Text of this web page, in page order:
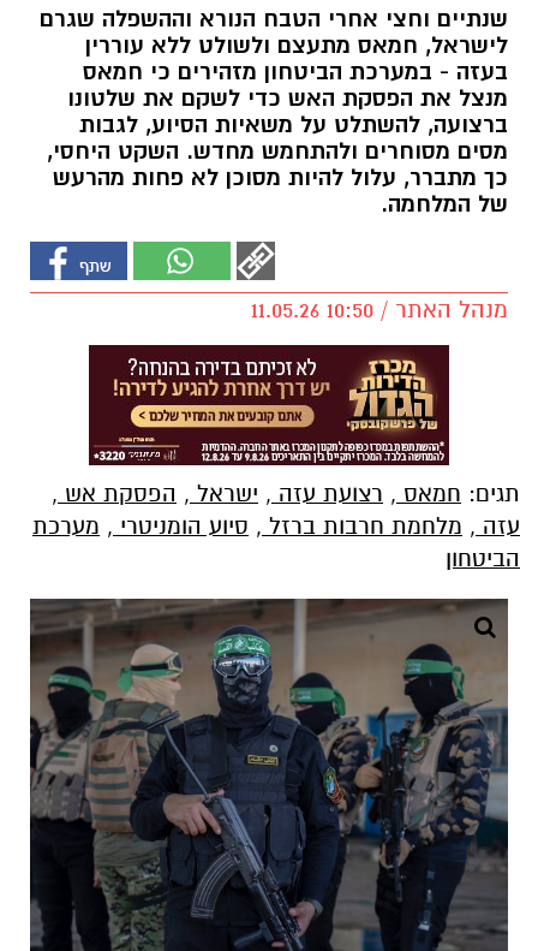
שנתיים וחצי אחרי הטבח הנורא וההשפלה שגרם
לישראל, חמאס מתעצם ולשולט ללא עוררין
בעזה - במערכת הביטחון מזהירים כי חמאס
מנצל את הפסקת האש כדי לשקם את שלטונו
ברצועה, להשתלט על משאיות הסיוע, לגבות
מסים מסוחרים ולהתחמש מחדש. השקט היחסי,
כך מתברר, עלול להיות מסוכן לא פחות מהרעש
של המלחמה.
מנהל האתר / 10:50 11.05.26
תגים: חמאס , רצועת עזה , ישראל , הפסקת אש ,
עזה , מלחמת חרבות ברזל , סיוע הומניטרי , מערכת
הביטחון